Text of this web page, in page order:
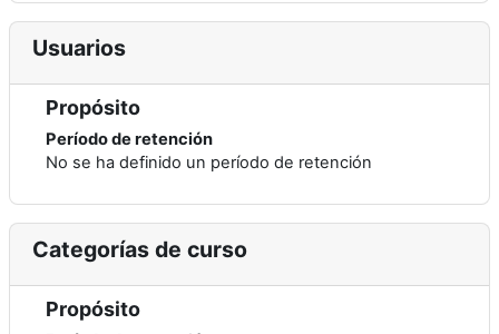
Usuarios
Propósito
Período de retención
No se ha definido un período de retención
Categorías de curso
Propósito